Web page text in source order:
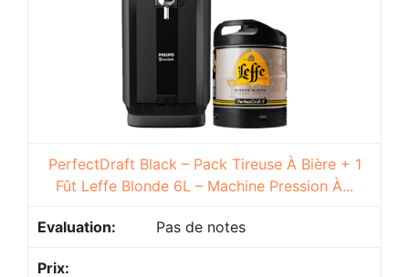
PerfectDraft Black – Pack Tireuse À Bière + 1
Fût Leffe Blonde 6L – Machine Pression À...
Pas de notes